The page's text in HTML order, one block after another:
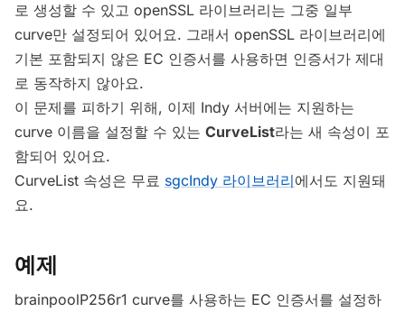
로 생성할 수 있고 openSSL 라이브러리는 그중 일부
curve만 설정되어 있어요. 그래서 openSSL 라이브러리에
기본 포함되지 않은 EC 인증서를 사용하면 인증서가 제대
로 동작하지 않아요.
이 문제를 피하기 위해, 이제 Indy 서버에는 지원하는
curve 이름을 설정할 수 있는 CurveList라는 새 속성이 포
함되어 있어요.
CurveList 속성은 무료 sgcIndy 라이브러리에서도 지원돼
요.
예제
brainpoolP256r1 curve를 사용하는 EC 인증서를 설정하